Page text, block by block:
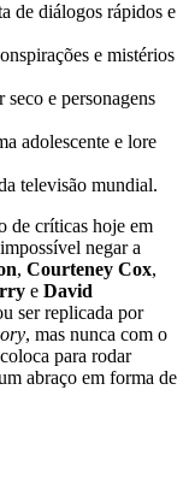
de diálogos rápidos e
e mistérios
e personagens
adolescente e lore
televisão mundial.
de críticas hoje em
negar a
, Courteney Cox,
e David
ser replicada por
, mas nunca com o
para rodar
abraço em forma de